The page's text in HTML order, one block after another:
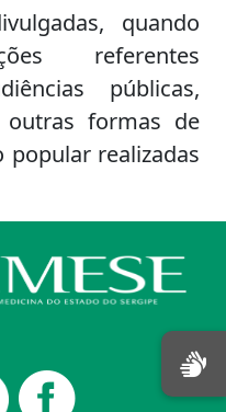
quando
referentes
públicas,
outras formas de
popular realizadas